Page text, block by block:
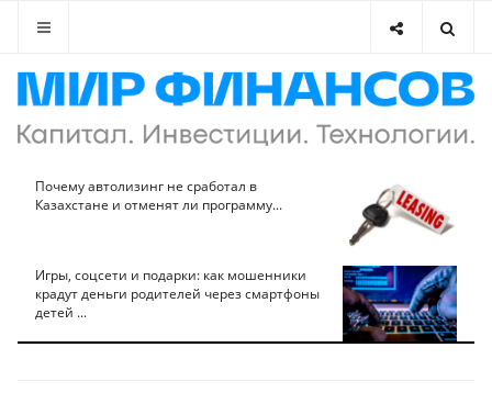
Почему автолизинг не сработал в
Казахстане и отменят ли программу...
Игры, соцсети и подарки: как мошенники
крадут деньги родителей через смартфоны
детей ...